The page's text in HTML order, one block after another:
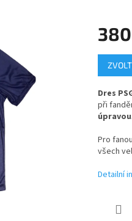
Měrná
cena:
Dres
při
úpravou
Pro
všech
Detailní